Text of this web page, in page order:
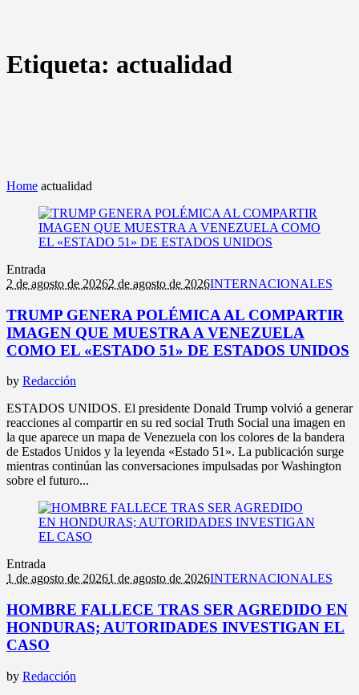
Etiqueta: actualidad
Home actualidad
Entrada
2 de agosto de 20262 de agosto de 2026INTERNACIONALES
TRUMP GENERA POLÉMICA AL COMPARTIR
IMAGEN QUE MUESTRA A VENEZUELA
COMO EL «ESTADO 51» DE ESTADOS UNIDOS
by Redacción
ESTADOS UNIDOS. El presidente Donald Trump volvió a generar
reacciones al compartir en su red social Truth Social una imagen en
la que aparece un mapa de Venezuela con los colores de la bandera
de Estados Unidos y la leyenda «Estado 51». La publicación surge
mientras continúan las conversaciones impulsadas por Washington
sobre el futuro...
Entrada
1 de agosto de 20261 de agosto de 2026INTERNACIONALES
HOMBRE FALLECE TRAS SER AGREDIDO EN
HONDURAS; AUTORIDADES INVESTIGAN EL
CASO
by Redacción